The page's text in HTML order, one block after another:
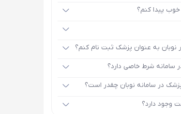
پیدا کنم؟
نوبان به عنوان پزشک ثبت نام کنم؟
شرط خاصی دارد؟
در سامانه نوبان چقدر است؟
وجود دارد؟